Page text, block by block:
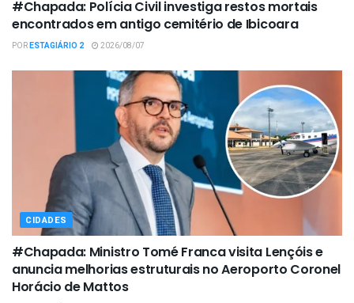
#Chapada: Polícia Civil investiga restos mortais
encontrados em antigo cemitério de Ibicoara
PORESTAGIÁRIO 2 2026/08/07
CIDADES
#Chapada: Ministro Tomé Franca visita Lençóis e
anuncia melhorias estruturais no Aeroporto Coronel
Horácio de Mattos